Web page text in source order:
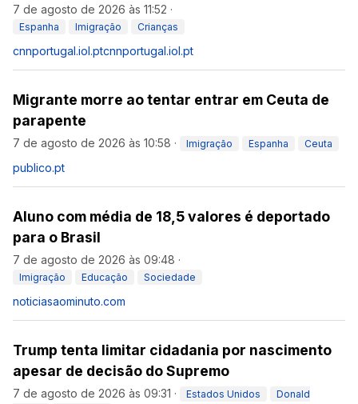
7 de agosto de 2026 às 11:52 ·
Espanha Imigração Crianças
cnnportugal.iol.ptcnnportugal.iol.pt
Migrante morre ao tentar entrar em Ceuta de
parapente
7 de agosto de 2026 às 10:58 · Imigração Espanha Ceuta
publico.pt
Aluno com média de 18,5 valores é deportado
para o Brasil
7 de agosto de 2026 às 09:48 ·
Imigração Educação Sociedade
noticiasaominuto.com
Trump tenta limitar cidadania por nascimento
apesar de decisão do Supremo
7 de agosto de 2026 às 09:31 · Estados Unidos Donald